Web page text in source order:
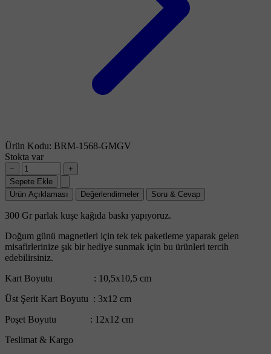
Ürün Kodu: BRM-1568-GMGV
Stokta var
−
+
Sepete Ekle
Ürün Açıklaması
Değerlendirmeler Soru & Cevap
300 Gr parlak kuşe kağıda baskı yapıyoruz.
Doğum günü magnetleri için tek tek paketleme yaparak gelen
misafirlerinize şık bir hediye sunmak için bu ürünleri tercih
edebilirsiniz.
Kart Boyutu : 10,5x10,5 cm
Üst Şerit Kart Boyutu : 3x12 cm
Poşet Boyutu : 12x12 cm
Teslimat & Kargo